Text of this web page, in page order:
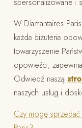
W Diamantaires
każda biżuteria
towarzyszenie
opowieści,
Odwiedź naszą
naszych usług i
Czy mogę sprzedać